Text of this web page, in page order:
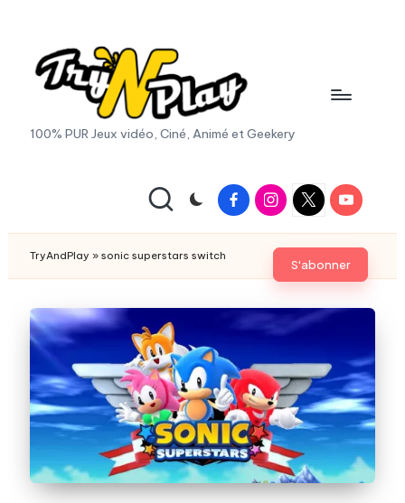
content
T
A
n
P
la
y.
c
o
m
100% PUR Jeux vidéo, Ciné, Animé et Geekery
FacebookInstagram
X
|
Twitter
Youtube
S'abonner
TryAndPlay » sonic superstars switch